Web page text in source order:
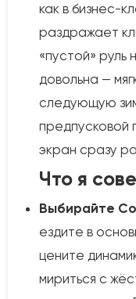
как в бизнес-
раздражает
«пустой»
довольна —
следующую
предпусковой
экран сразу
Что я
Выбирайте
ездите в
цените
мириться с